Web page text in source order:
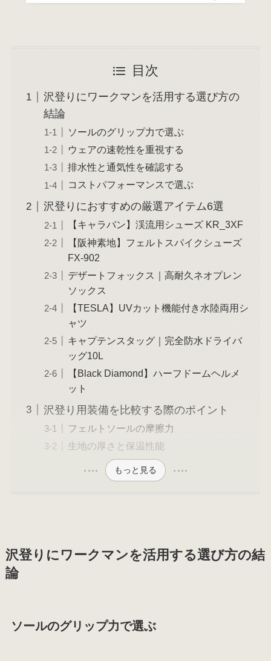
目次
沢登りにワークマンを活用する選び方の
結論
ソールのグリップ力で選ぶ
ウェアの速乾性を重視する
排水性と通気性を確認する
コストパフォーマンスで選ぶ
沢登りにおすすめの厳選アイテム6選
【キャラバン】渓流用シューズ KR_3XF
【阪神素地】フェルトスパイクシューズ
FX-902
デザートフォックス｜高耐久ネオプレン
ソックス
【TESLA】UVカット機能付き水陸両用シ
ャツ
キャプテンスタッグ｜完全防水ドライバ
ッグ10L
【Black Diamond】ハーフドームヘルメ
ット
沢登り用装備を比較する際のポイント
フェルトソールの摩擦力
生地の厚さと保温性能
もっと見る
沢登りにワークマンを活用する選び方の結
論
ソールのグリップ力で選ぶ